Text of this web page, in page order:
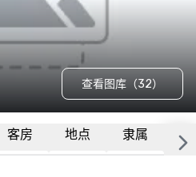
查看图库（32）
客房 地点 隶属 更